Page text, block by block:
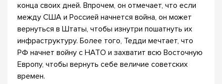
конца своих дней. Впрочем, он отмечает, что если
между США и Россией начнется война, он может
вернуться в Штаты, чтобы изнутри пошатнуть их
инфраструктуру. Более того, Тедди мечтает, что
РФ начнет войну с НАТО и захватит всю Восточную
Европу, чтобы вернуть себе величие советских
времен.